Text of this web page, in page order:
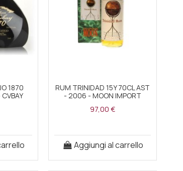
1870
RUM TRINIDAD 15Y 70CL AST
- 2006 - MOON IMPORT
97,00 €
Aggiungi al carrello